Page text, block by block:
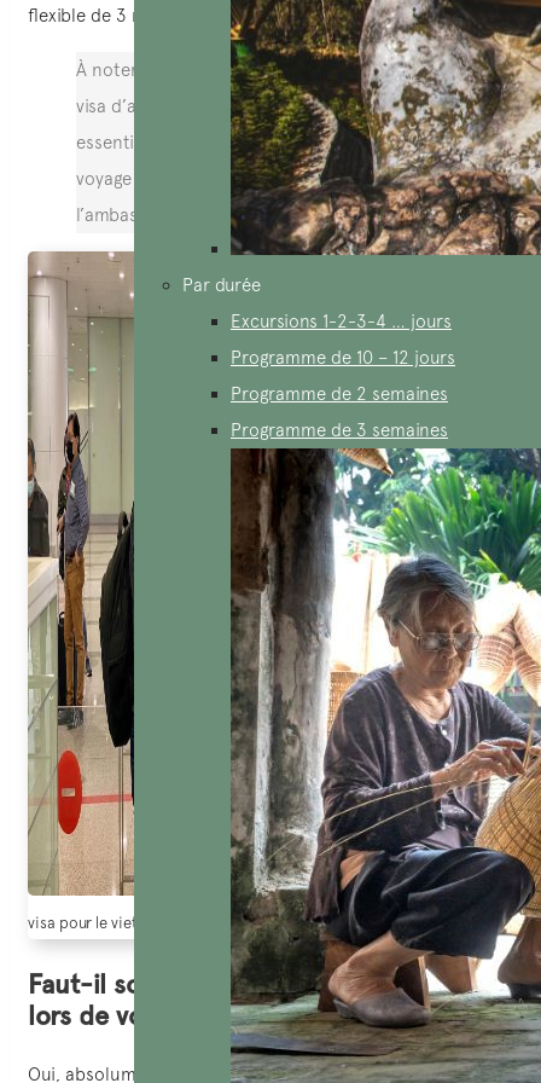
Par durée
Excursions 1-2-3-4 … jours
Programme de 10 – 12 jours
Programme de 2 semaines
Programme de 3 semaines
flexible de 3 mois avec entrées multiples.
À noter que le visa touristique est différent du
visa d’affaires ou du visa de transit. Il est donc
essentiel de bien préciser le but de votre
voyage lors de la demande auprès de
l’ambassade ou du consulat.
visa pour le vietnam
Faut-il souscrire une assurance voyage
lors de voyage au Vietnam ?
Oui, absolument ! C’est un véritable avantage pour vous et